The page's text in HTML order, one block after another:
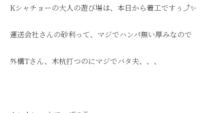
Kシャチョーの大人の遊び場は、本日から着工ですぅ⤴✨
運送会社さんの砂利って、マジでハンパ無い厚みなので
外構Tさん、木杭打つのにマジでバタ夫、、、